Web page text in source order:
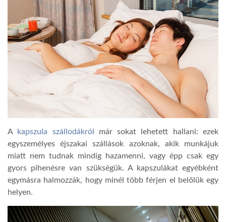
A kapszula szállodákról
már sokat lehetett hallani: ezek
egyszemélyes éjszakai szállások azoknak, akik munkájuk
miatt nem tudnak mindig hazamenni, vagy épp csak egy
gyors pihenésre van szükségük. A kapszulákat egyébként
egymásra halmozzák, hogy minél több férjen el belőlük egy
helyen.